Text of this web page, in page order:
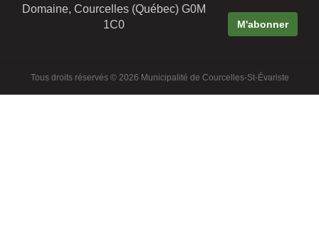
Domaine, Courcelles (Québec) G0M
1C0
Tous droits réservés © 2026 Municipalité de Courcelles-St-Évariste